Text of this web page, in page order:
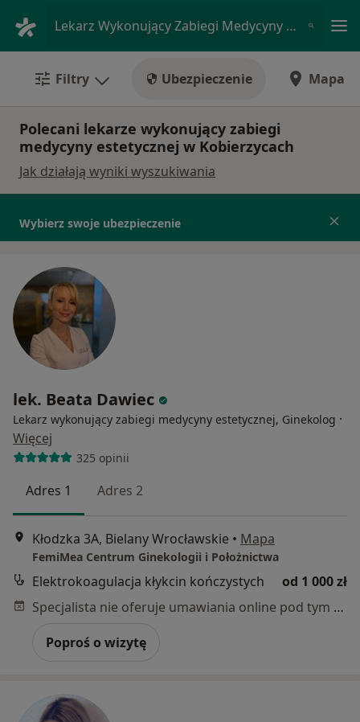
Lekarz Wykonujący Zabiegi Medycyny Estetycznej • Kobierzyce, dolnośląskie
Filtry Ubezpieczenie Mapa
Polecani lekarze wykonujący zabiegi
medycyny estetycznej w Kobierzycach
Jak działają wyniki wyszukiwania
Wybierz swoje ubezpieczenie
lek. Beata Dawiec
Lekarz wykonujący zabiegi medycyny estetycznej, Ginekolog ·
Więcej
325 opinii
Adres 1 Adres 2
Kłodzka 3A, Bielany Wrocławskie • Mapa
FemiMea Centrum Ginekologii i Położnictwa
Elektrokoagulacja kłykcin kończystych
od 1 000 zł
Specjalista nie oferuje umawiania online pod tym adresem.
Poproś o wizytę